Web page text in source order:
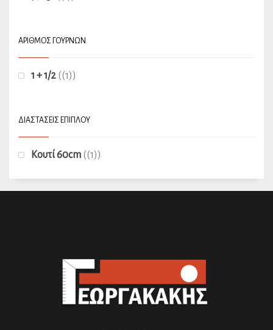
ΑΡΙΘΜΌΣ ΓΟΥΡΝΏΝ
1 + 1/2 (1)
ΔΙΑΣΤΆΣΕΙΣ ΕΠΊΠΛΟΥ
Κουτί 60cm (1)